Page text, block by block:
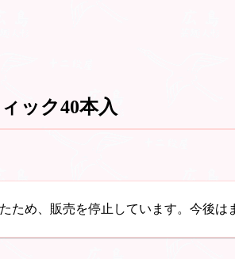
ック40本入
め、販売を停止しています。今後は